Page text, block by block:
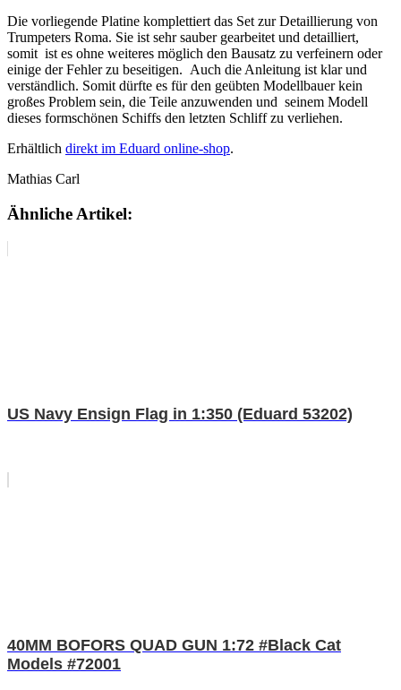
Die vorliegende Platine komplettiert das Set zur Detaillierung von
Trumpeters Roma. Sie ist sehr sauber gearbeitet und detailliert,
somit ist es ohne weiteres möglich den Bausatz zu verfeinern oder
einige der Fehler zu beseitigen. Auch die Anleitung ist klar und
verständlich. Somit dürfte es für den geübten Modellbauer kein
großes Problem sein, die Teile anzuwenden und seinem Modell
dieses formschönen Schiffs den letzten Schliff zu verliehen.
Erhältlich direkt im Eduard online-shop.
Mathias Carl
Ähnliche Artikel:
US Navy Ensign Flag in 1:350 (Eduard 53202)
40MM BOFORS QUAD GUN 1:72 #Black Cat
Models #72001